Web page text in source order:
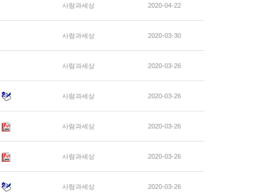
사람과세상 2020-04-22
사람과세상 2020-03-30
사람과세상 2020-03-26
사람과세상 2020-03-26
사람과세상 2020-03-26
사람과세상 2020-03-26
사람과세상 2020-03-26